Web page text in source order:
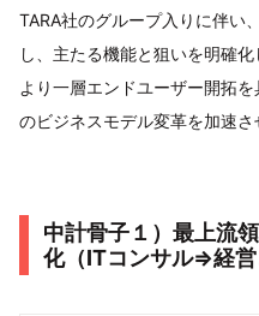
TARA社のグループ入りに伴い
し、主たる機能と狙いを明確
より一層エンドユーザー開拓
のビジネスモデル変革を加速さ
中計骨子１）最上流
化（ITコンサル⇒経営